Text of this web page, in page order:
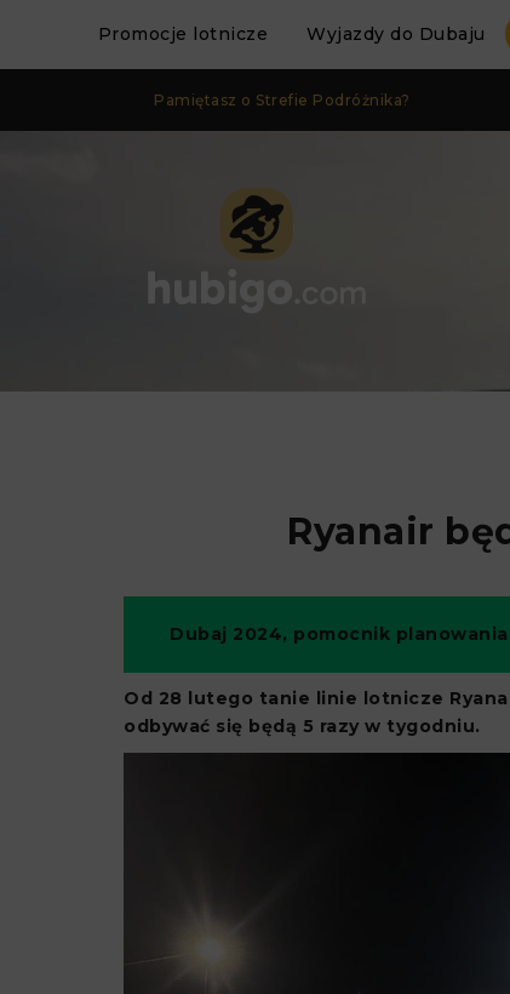
Promocje lotnicze Wyjazdy do Dubaju
Pamiętasz o Strefie Podróżnika?
Ryanair
Dubaj 2024, pomocnik planowania
Od 28 lutego tanie linie lotnicze
odbywać się będą 5 razy w tygodniu.